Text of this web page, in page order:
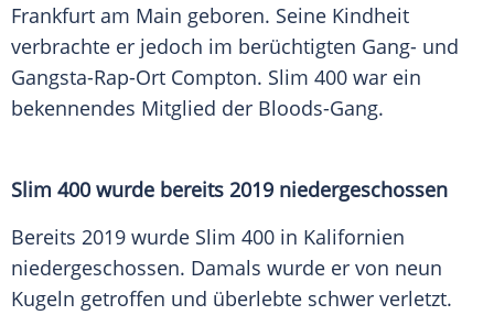
Frankfurt am Main geboren. Seine Kindheit
verbrachte er jedoch im berüchtigten Gang- und
Gangsta-Rap-Ort Compton. Slim 400 war ein
bekennendes Mitglied der Bloods-Gang.
Slim 400 wurde bereits 2019 niedergeschossen
Bereits 2019 wurde Slim 400 in Kalifornien
niedergeschossen. Damals wurde er von neun
Kugeln getroffen und überlebte schwer verletzt.